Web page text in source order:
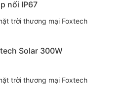
nối IP67
Solar 300W